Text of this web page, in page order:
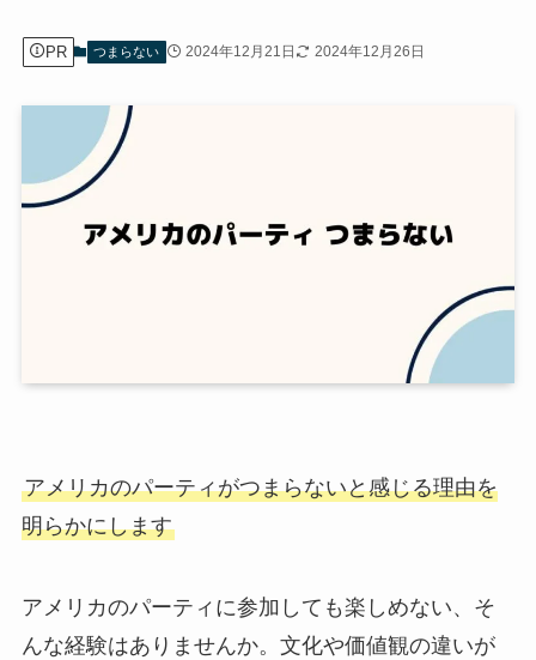
PR つまらない 2024年12月21日 2024年12月26日
アメリカのパーティがつまらないと感じる理由を
明らかにします
アメリカのパーティに参加しても楽しめない、そ
んな経験はありませんか。文化や価値観の違いが